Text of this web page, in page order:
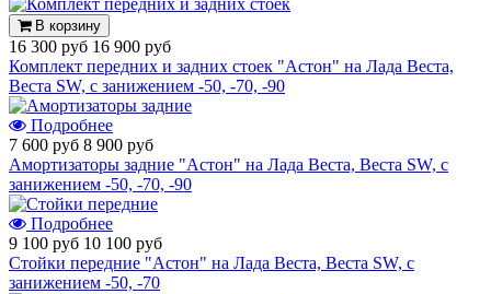
В корзину
16 300 руб 16 900 руб
Комплект передних и задних стоек "Астон" на Лада Веста,
Веста SW, с занижением -50, -70, -90
Подробнее
7 600 руб 8 900 руб
Амортизаторы задние "Астон" на Лада Веста, Веста SW, с
занижением -50, -70, -90
Подробнее
9 100 руб 10 100 руб
Стойки передние "Астон" на Лада Веста, Веста SW, с
занижением -50, -70